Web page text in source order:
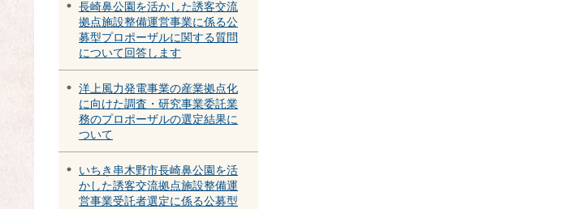
長崎鼻公園を活かした誘客交流
拠点施設整備運営事業に係る公
募型プロポーザルに関する質問
について回答します
洋上風力発電事業の産業拠点化
に向けた調査・研究事業委託業
務のプロポーザルの選定結果に
ついて
いちき串木野市長崎鼻公園を活
かした誘客交流拠点施設整備運
営事業受託者選定に係る公募型